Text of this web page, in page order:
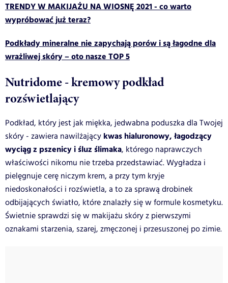
TRENDY W MAKIJAŻU NA WIOSNĘ 2021 - co warto
wypróbować już teraz?
Podkłady mineralne nie zapychają porów i są łagodne dla
wrażliwej skóry – oto nasze TOP 5
Nutridome - kremowy podkład
rozświetlający
Podkład, który jest jak miękka, jedwabna poduszka dla Twojej
skóry - zawiera nawilżający kwas hialuronowy, łagodzący
wyciąg z pszenicy i śluz ślimaka, którego naprawczych
właściwości nikomu nie trzeba przedstawiać. Wygładza i
pielęgnuje cerę niczym krem, a przy tym kryje
niedoskonałości i rozświetla, a to za sprawą drobinek
odbijających światło, które znalazły się w formule kosmetyku.
Świetnie sprawdzi się w makijażu skóry z pierwszymi
oznakami starzenia, szarej, zmęczonej i przesuszonej po zimie.